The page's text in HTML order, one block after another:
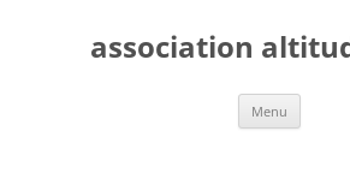
contenuassociation
Menu